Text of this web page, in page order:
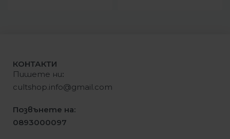
КОНТАКТИ
Пишете ни:
cultshop.info@gmail.com
Позвънете на:
0893000097